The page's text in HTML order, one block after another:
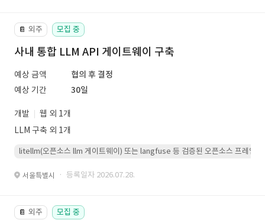
📔 외주 모집 중
사내 통합 LLM API 게이트웨이 구축
예상 금액
협의 후 결정
예상 기간
30일
개발
웹 외 1개
LLM 구축 외 1개
litellm(오픈소스 llm 게이트웨이) 또는 langfuse 등 검증된 오픈소스 프레임워
서울특별시 · 등록일자 2026.07.28.
📔 외주 모집 중